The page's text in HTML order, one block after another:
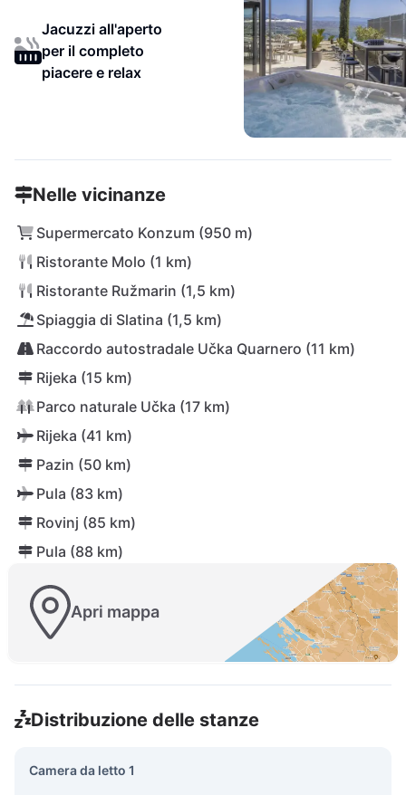
Jacuzzi all'aperto
per il completo
piacere e relax
Nelle vicinanze
Supermercato Konzum (950 m)
Ristorante Molo (1 km)
Ristorante Ružmarin (1,5 km)
Spiaggia di Slatina (1,5 km)
Raccordo autostradale Učka Quarnero (11 km)
Rijeka (15 km)
Parco naturale Učka (17 km)
Rijeka (41 km)
Pazin (50 km)
Pula (83 km)
Rovinj (85 km)
Pula (88 km)
Apri mappa
Distribuzione delle stanze
Camera da letto 1